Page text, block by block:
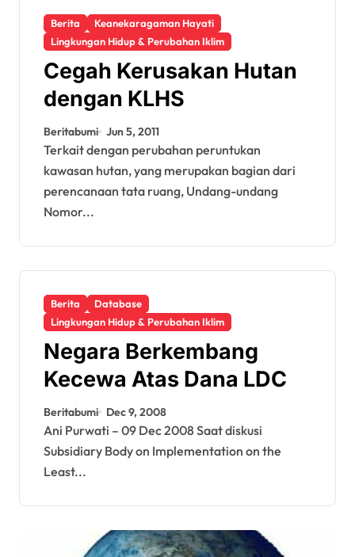
Berita
Keanekaragaman Hayati
Lingkungan Hidup & Perubahan Iklim
Cegah Kerusakan Hutan
dengan KLHS
Beritabumi Jun 5, 2011
Terkait dengan perubahan peruntukan
kawasan hutan, yang merupakan bagian dari
perencanaan tata ruang, Undang-undang
Nomor...
Berita
Database
Lingkungan Hidup & Perubahan Iklim
Negara Berkembang
Kecewa Atas Dana LDC
Beritabumi Dec 9, 2008
Ani Purwati – 09 Dec 2008 Saat diskusi
Subsidiary Body on Implementation on the
Least...